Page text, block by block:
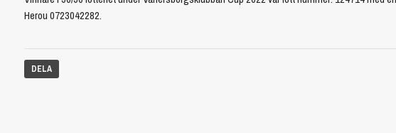
Herou 0723042282.
DELA